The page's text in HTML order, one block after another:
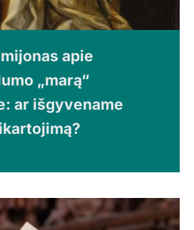
apie
„marą“
ar išgyvename